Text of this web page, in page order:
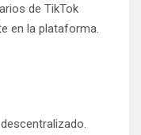
de TikTok
en la plataforma.